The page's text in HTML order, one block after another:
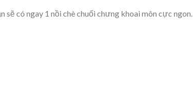
có ngay 1 nồi chè chuối chưng khoai môn cực ngon.